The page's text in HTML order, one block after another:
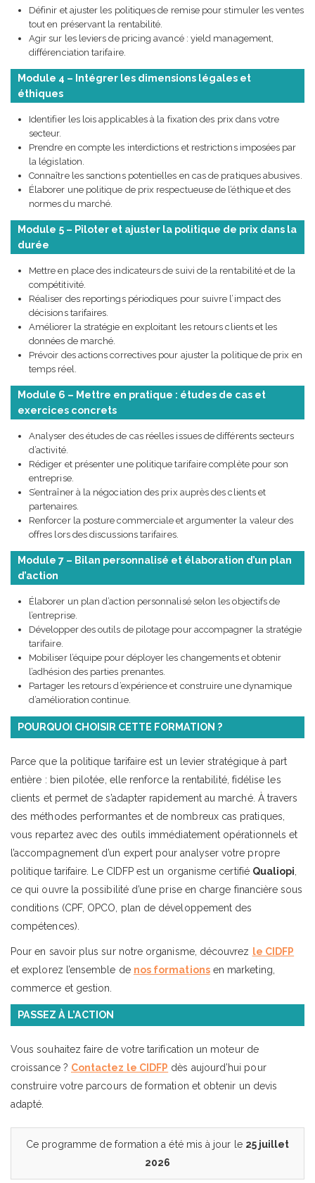
Définir et ajuster les politiques de remise pour stimuler les ventes
tout en préservant la rentabilité.
Agir sur les leviers de pricing avancé : yield management,
différenciation tarifaire.
Module 4 – Intégrer les dimensions légales et
éthiques
Identifier les lois applicables à la fixation des prix dans votre
secteur.
Prendre en compte les interdictions et restrictions imposées par
la législation.
Connaître les sanctions potentielles en cas de pratiques abusives.
Élaborer une politique de prix respectueuse de l’éthique et des
normes du marché.
Module 5 – Piloter et ajuster la politique de prix dans la
durée
Mettre en place des indicateurs de suivi de la rentabilité et de la
compétitivité.
Réaliser des reportings périodiques pour suivre l’impact des
décisions tarifaires.
Améliorer la stratégie en exploitant les retours clients et les
données de marché.
Prévoir des actions correctives pour ajuster la politique de prix en
temps réel.
Module 6 – Mettre en pratique : études de cas et
exercices concrets
Analyser des études de cas réelles issues de différents secteurs
d’activité.
Rédiger et présenter une politique tarifaire complète pour son
entreprise.
S’entraîner à la négociation des prix auprès des clients et
partenaires.
Renforcer la posture commerciale et argumenter la valeur des
offres lors des discussions tarifaires.
Module 7 – Bilan personnalisé et élaboration d’un plan
d’action
Élaborer un plan d’action personnalisé selon les objectifs de
l’entreprise.
Développer des outils de pilotage pour accompagner la stratégie
tarifaire.
Mobiliser l’équipe pour déployer les changements et obtenir
l’adhésion des parties prenantes.
Partager les retours d’expérience et construire une dynamique
d’amélioration continue.
POURQUOI CHOISIR CETTE FORMATION ?
Parce que la politique tarifaire est un levier stratégique à part
entière : bien pilotée, elle renforce la rentabilité, fidélise les
clients et permet de s’adapter rapidement au marché. À travers
des méthodes performantes et de nombreux cas pratiques,
vous repartez avec des outils immédiatement opérationnels et
l’accompagnement d’un expert pour analyser votre propre
politique tarifaire. Le CIDFP est un organisme certifié Qualiopi,
ce qui ouvre la possibilité d’une prise en charge financière sous
conditions (CPF, OPCO, plan de développement des
compétences).
Pour en savoir plus sur notre organisme, découvrez le CIDFP
et explorez l’ensemble de nos formationsen marketing,
commerce et gestion.
PASSEZ À L’ACTION
Vous souhaitez faire de votre tarification un moteur de
croissance ? Contactez le CIDFP dès aujourd’hui pour
construire votre parcours de formation et obtenir un devis
adapté.
Ce programme de formation a été mis à jour le 25 juillet
2026